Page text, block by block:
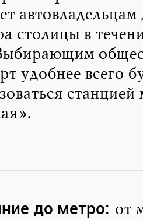
автовладельцам
столицы в
удобнее всего
станцией
до метро: от